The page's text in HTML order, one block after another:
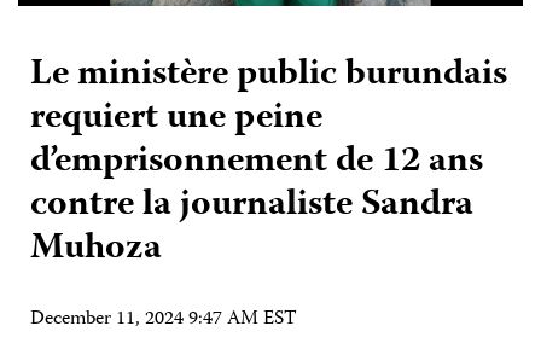
Le ministère public burundais
requiert une peine
d’emprisonnement de 12 ans
contre la journaliste Sandra
Muhoza
December 11, 2024 9:47 AM EST